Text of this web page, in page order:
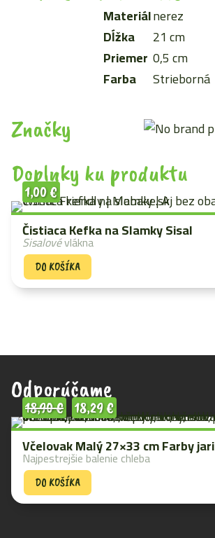
Materiálnerez
Dĺžka
21 cm
Priemer 0,5 cm
Farba
Strieborná
Značky
Doplnky ku produktu
Čistiaca Kefka na Slamky Sisal
1,00€
Sisalovévlákna
DO KOŠÍKA
Odporúčame
Včelovak Malý 27×33 cm Farby jari
18,90€ 18,29€
Najpestrejšie balenie chleba
DO KOŠÍKA